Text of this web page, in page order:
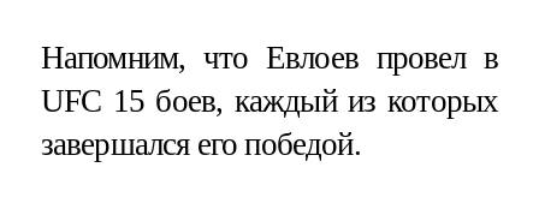
Напомним, что Евлоев провел в
UFC 15 боев, каждый из которых
завершался его победой.